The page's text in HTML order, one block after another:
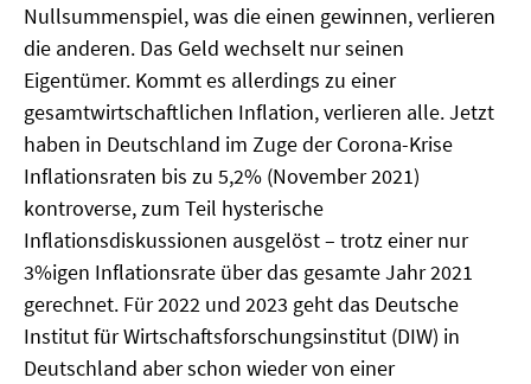
MEMO-FORUM
SOMMERSCHULE
SOMMERSCHULE 2025
SOMMERSCHULE 2024
SOMMERSCHULE 2022
SOMMERSCHULE 2021
Nullsummenspiel, was die einen gewinnen, verlieren
die anderen. Das Geld wechselt nur seinen
Eigentümer. Kommt es allerdings zu einer
gesamtwirtschaftlichen Inflation, verlieren alle. Jetzt
haben in Deutschland im Zuge der Corona-Krise
Inflationsraten bis zu 5,2% (November 2021)
kontroverse, zum Teil hysterische
Inflationsdiskussionen ausgelöst – trotz einer nur
3%igen Inflationsrate über das gesamte Jahr 2021
gerechnet. Für 2022 und 2023 geht das Deutsche
Institut für Wirtschaftsforschungsinstitut (DIW) in
Deutschland aber schon wieder von einer